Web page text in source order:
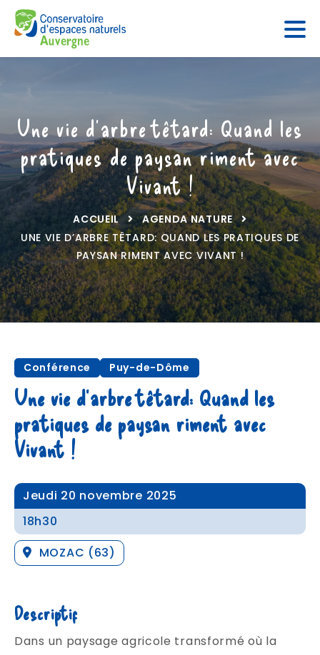
Une vie d’arbre têtard: Quand les
pratiques de paysan riment avec
Vivant !
ACCUEIL
AGENDA NATURE
UNE VIE D’ARBRE TÊTARD: QUAND LES PRATIQUES DE
PAYSAN RIMENT AVEC VIVANT !
Conférence Puy-de-Dôme
Une vie d’arbre têtard: Quand les
pratiques de paysan riment avec
Vivant !
Jeudi 20 novembre 2025
18h30
MOZAC (63)
Descriptif
Dans un paysage agricole transformé où la
Panneau de gestion des cookies